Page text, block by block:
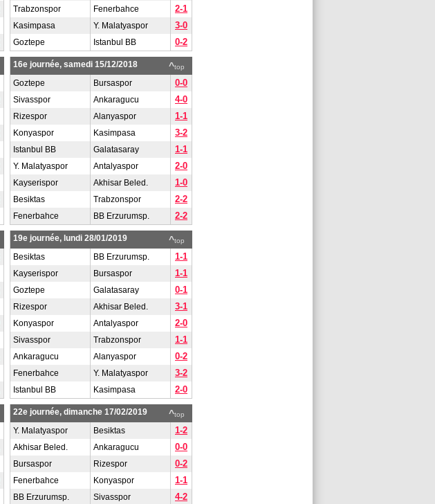
Trabzonspor Fenerbahce 2-1
Kasimpasa Y. Malatyaspor 3-0
Goztepe Istanbul BB 0-2
^top
16e journée, samedi 15/12/2018
Goztepe
Bursaspor 0-0
Sivasspor Ankaragucu 4-0
Rizespor Alanyaspor 1-1
Konyaspor Kasimpasa 3-2
Istanbul BB Galatasaray 1-1
Y. Malatyaspor Antalyaspor 2-0
Kayserispor Akhisar Beled. 1-0
Besiktas Trabzonspor 2-2
Fenerbahce BB Erzurumsp. 2-2
^top
19e journée, lundi 28/01/2019
Besiktas
BB Erzurumsp. 1-1
Kayserispor Bursaspor 1-1
Goztepe Galatasaray 0-1
Rizespor Akhisar Beled. 3-1
Konyaspor Antalyaspor 2-0
Sivasspor Trabzonspor 1-1
Ankaragucu Alanyaspor 0-2
Fenerbahce Y. Malatyaspor 3-2
Istanbul BB Kasimpasa 2-0
^top
22e journée, dimanche 17/02/2019
Y. Malatyaspor
Besiktas 1-2
Akhisar Beled. Ankaragucu 0-0
Bursaspor Rizespor 0-2
Fenerbahce Konyaspor 1-1
BB Erzurumsp. Sivasspor 4-2